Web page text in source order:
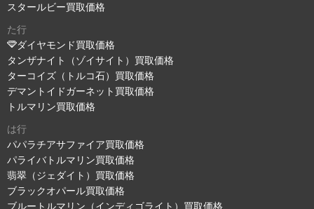
スタールビー買取価格
た行
ダイヤモンド買取価格
タンザナイト（ゾイサイト）買取価格
ターコイズ（トルコ石）買取価格
デマントイドガーネット買取価格
トルマリン買取価格
は行
パパラチアサファイア買取価格
パライバトルマリン買取価格
翡翠（ジェダイト）買取価格
ブラックオパール買取価格
ブルートルマリン（インディゴライト）買取価格